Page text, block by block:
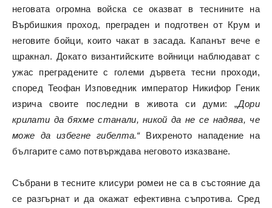
неговата огромна войска се оказват в теснините на
Върбишкия проход, преграден и подготвен от Крум и
неговите бойци, които чакат в засада. Капанът вече е
щракнал. Докато византийските войници наблюдават с
ужас преградените с големи дървета тесни проходи,
според Теофан Изповедник император Никифор Геник
изрича своите последни в живота си думи: „Дори
крилати да бяхме станали, никой да не се надява, че
може да избегне гибелта.“ Вихреното нападение на
българите само потвърждава неговото изказване.
Събрани в тесните клисури ромеи не са в състояние да
се разгърнат и да окажат ефективна съпротива. Сред